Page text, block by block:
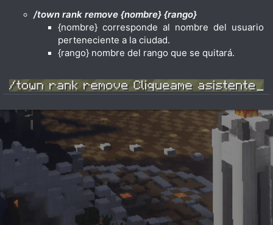
/town rank remove {nombre} {rango}
{nombre} corresponde al nombre del usuario
perteneciente a la ciudad.
{rango} nombre del rango que se quitará.